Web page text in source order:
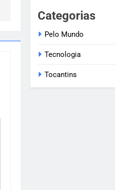
Categorias
Pelo Mundo
Tecnologia
Tocantins